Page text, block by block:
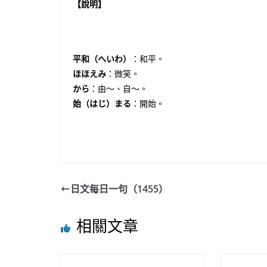
【說明】
平和（へいわ）
：和平。
ほほえみ ：微笑。
から ：由〜、自〜。
始（はじ）まる ：開始。
日文每日一句（1455）
相關文章